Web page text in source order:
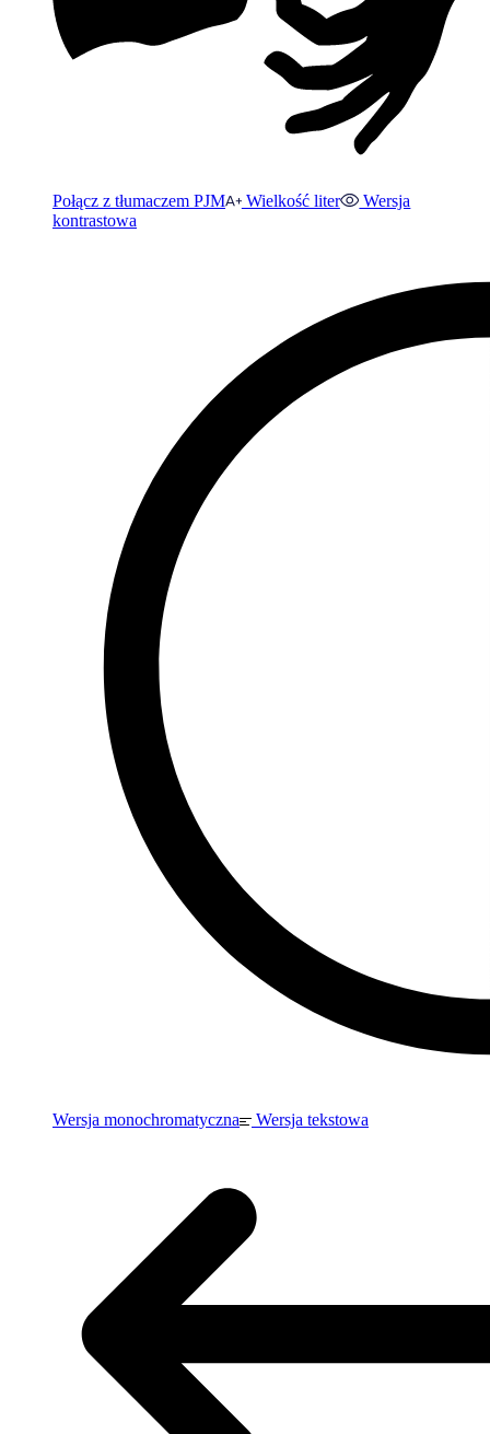
Połącz z tłumaczem PJM Wielkość liter
Wersja
kontrastowa
Wersja monochromatyczna Wersja tekstowa